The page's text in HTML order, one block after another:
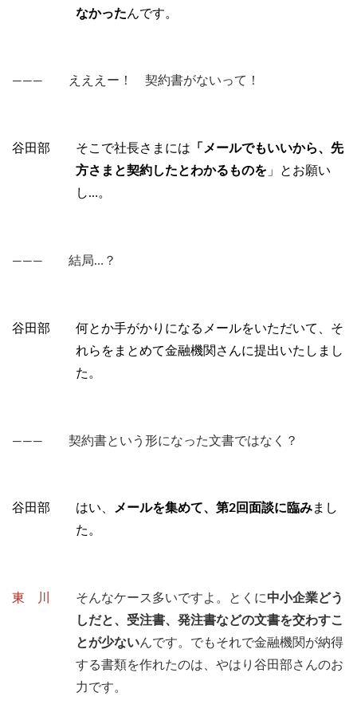
なかったんです。
――― えええー！ 契約書がないって！
谷田部 そこで社長さまには 「メールでもいいから、先
方さまと契約したとわかるものを 」とお願い
し…。
――― 結局…？
谷田部 何とか手がかりになるメールをいただいて、そ
れらをまとめて金融機関さんに提出いたしまし
た。
――― 契約書という形になった文書ではなく？
谷田部 はい、 メールを集めて、第2回面談に臨みまし
た。
東 川 そんなケース多いですよ。とくに中小企業どう
しだと、受注書、発注書などの文書を交わすこ
とが少ないんです。でもそれで金融機関が納得
する書類を作れたのは、やはり谷田部さんのお
力です。